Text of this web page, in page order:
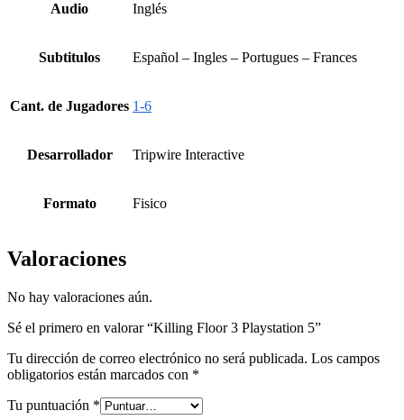
Audio Inglés
Subtitulos Español – Ingles – Portugues – Frances
Cant. de Jugadores 1-6
Desarrollador Tripwire Interactive
Formato Fisico
Valoraciones
No hay valoraciones aún.
Sé el primero en valorar “Killing Floor 3 Playstation 5”
Tu dirección de correo electrónico no será publicada. Los campos
obligatorios están marcados con *
Tu puntuación *